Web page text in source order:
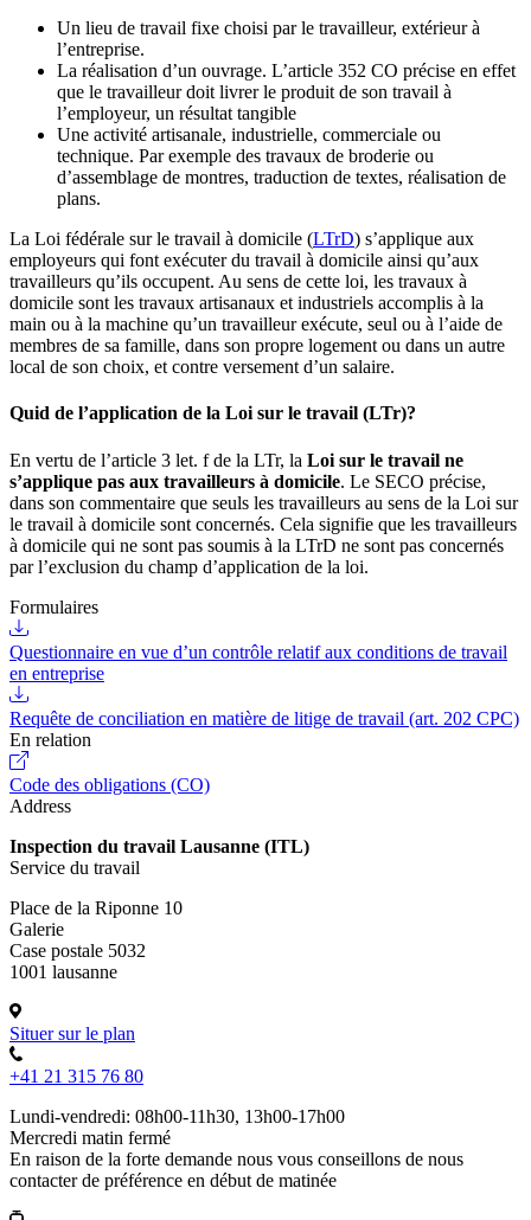
Un lieu de travail fixe choisi par le travailleur, extérieur à
l’entreprise.
La réalisation d’un ouvrage. L’article 352 CO précise en effet
que le travailleur doit livrer le produit de son travail à
l’employeur, un résultat tangible
Une activité artisanale, industrielle, commerciale ou
technique. Par exemple des travaux de broderie ou
d’assemblage de montres, traduction de textes, réalisation de
plans.
La Loi fédérale sur le travail à domicile (LTrD) s’applique aux
employeurs qui font exécuter du travail à domicile ainsi qu’aux
travailleurs qu’ils occupent. Au sens de cette loi, les travaux à
domicile sont les travaux artisanaux et industriels accomplis à la
main ou à la machine qu’un travailleur exécute, seul ou à l’aide de
membres de sa famille, dans son propre logement ou dans un autre
local de son choix, et contre versement d’un salaire.
Quid de l’application de la Loi sur le travail (LTr)?
En vertu de l’article 3 let. f de la LTr, la Loi sur le travail ne
s’applique pas aux travailleurs à domicile. Le SECO précise,
dans son commentaire que seuls les travailleurs au sens de la Loi sur
le travail à domicile sont concernés. Cela signifie que les travailleurs
à domicile qui ne sont pas soumis à la LTrD ne sont pas concernés
par l’exclusion du champ d’application de la loi.
Formulaires
Questionnaire en vue d’un contrôle relatif aux conditions de travail
en entreprise
Requête de conciliation en matière de litige de travail (art. 202 CPC)
En relation
Code des obligations (CO)
Address
Inspection du travail Lausanne (ITL)
Service du travail
Place de la Riponne 10
Galerie
Case postale 5032
1001 lausanne
Situer sur le plan
+41 21 315 76 80
Lundi-vendredi: 08h00-11h30, 13h00-17h00
Mercredi matin fermé
En raison de la forte demande nous vous conseillons de nous
contacter de préférence en début de matinée